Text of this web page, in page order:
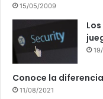
15/05/2009
Conoce la
11/08/2021